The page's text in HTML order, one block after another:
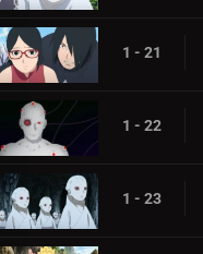
1 - 21
1 - 22
1 - 23